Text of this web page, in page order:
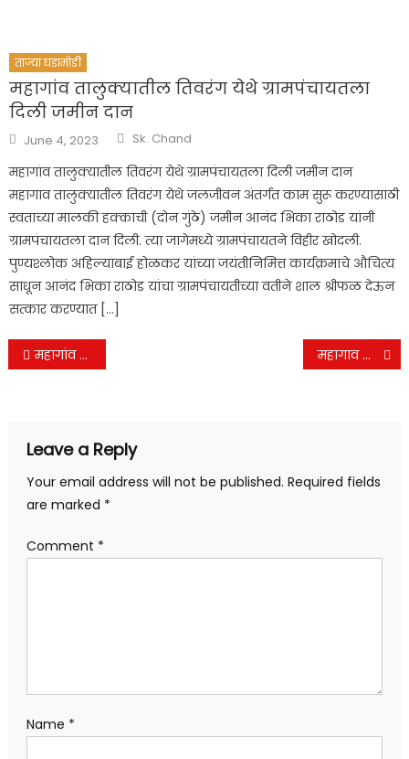
ताज्या घडामोडी
महागांव तालुक्यातील तिवरंग येथे ग्रामपंचायतला
दिली जमीन दान
Posted
on
June 4, 2023 Author
Sk. Chand
महागांव तालुक्यातील तिवरंग येथे ग्रामपंचायतला दिली जमीन दान
महागाव तालुक्यातील तिवरंग येथे जलजीवन अंतर्गत काम सुरू करण्यासाठी
स्वताच्या मालकी हक्काची (दोन गुंठे) जमीन आनंद भिका राठोड यांनी
ग्रामपंचायतला दान दिली. त्या जागेमध्ये ग्रामपंचायतने विहीर खोदली.
पुण्यश्लोक अहिल्याबाई होळकर यांच्या जयंतीनिमित्त कार्यक्रमाचे औचित्य
साधून आनंद भिका राठोड यांचा ग्रामपंचायतीच्या वतीने शाल श्रीफळ देऊन
सत्कार करण्यात […]
Post
navigation
महागांव /माळकिन्ही येथे शेतकऱ्यांच्या गोठ्याला आग पेरणीच्या तोंडावर खत,बियाणे, साहित्य जळून खाक महागाव तालुक्यातील / डोंगरगाव येथील उर्दू शाळा शिक्षकाविना.विद्यार्थ्यांचे भवितव्य अंधकारमय
Leave a Reply
Your email address will not be published. Required fields
are marked *
Comment *
Name *